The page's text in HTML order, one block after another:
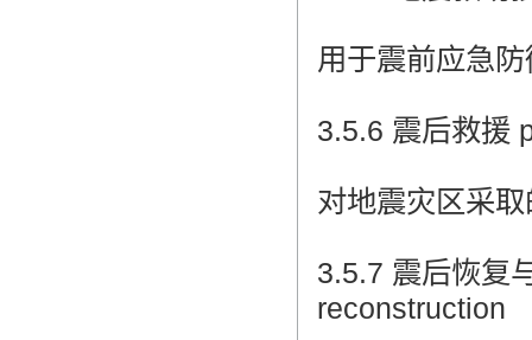
用于震前应急
3.5.6 震后救援
对地震灾区采
3.5.7 震后恢复
reconstruction